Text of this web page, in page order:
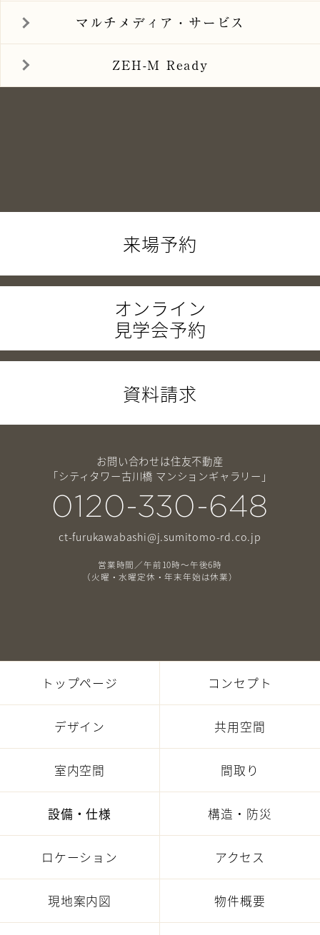
マルチメディア・ サービス
ZEH-M Ready
来場予約
オンライン
見学会予約
資料請求
お問い合わせは住友不動産
「シティタワー古川橋 マンションギャラリー」
0120-330-648
ct-furukawabashi@j.sumitomo-rd.co.jp
営業時間／午前10時～午後6時
（火曜・水曜定休・年末年始は休業）
トップページ コンセプト
デザイン 共用空間
室内空間 間取り
設備・仕様 構造・防災
ロケーション アクセス
現地案内図 物件概要